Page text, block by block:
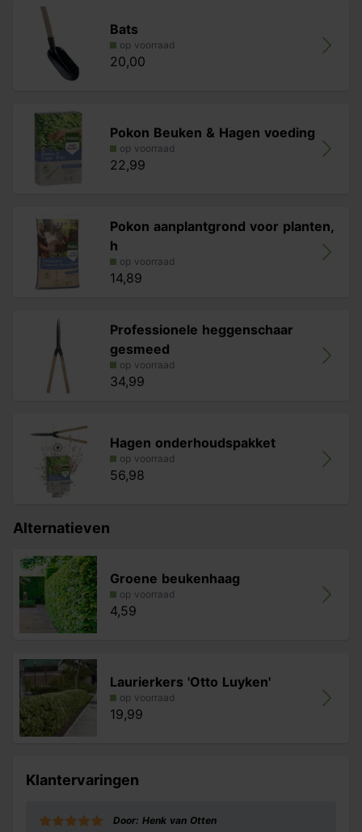
Bats
op voorraad
20,00
Pokon Beuken & Hagen voeding
op voorraad
22,99
Pokon aanplantgrond voor planten,
h
op voorraad
14,89
Professionele heggenschaar
gesmeed
op voorraad
34,99
Hagen onderhoudspakket
op voorraad
56,98
Alternatieven
Groene beukenhaag
op voorraad
4,59
Laurierkers 'Otto Luyken'
op voorraad
19,99
Klantervaringen
Door: Henk van Otten